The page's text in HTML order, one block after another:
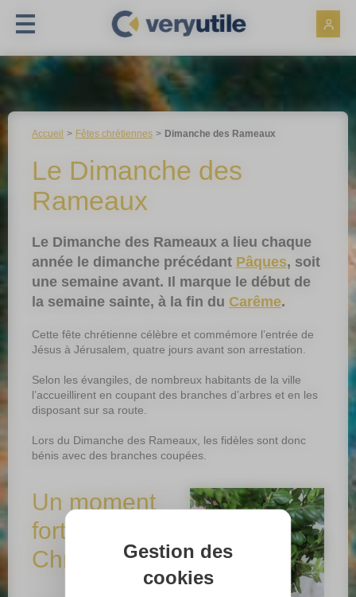
Accueil Fêtes chrétiennes Dimanche des Rameaux
Le Dimanche des
Rameaux
Le Dimanche des Rameaux a lieu chaque
année le dimanche précédant Pâques, soit
une semaine avant. Il marque le début de
la semaine sainte, à la fin du Carême.
Cette fête chrétienne célèbre et commémore l’entrée de
Jésus à Jérusalem, quatre jours avant son arrestation.
Selon les évangiles, de nombreux habitants de la ville
l’accueillirent en coupant des branches d’arbres et en les
disposant sur sa route.
Lors du Dimanche des Rameaux, les fidèles sont donc
bénis avec des branches coupées.
Un moment
fort pour les
ChrétiensGestion des
cookies